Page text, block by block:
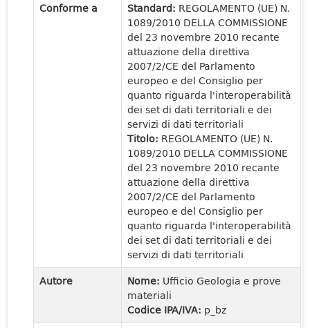
Conforme a
Standard: REGOLAMENTO (UE) N.
1089/2010 DELLA COMMISSIONE
del 23 novembre 2010 recante
attuazione della direttiva
2007/2/CE del Parlamento
europeo e del Consiglio per
quanto riguarda l'interoperabilità
dei set di dati territoriali e dei
servizi di dati territoriali
Titolo: REGOLAMENTO (UE) N.
1089/2010 DELLA COMMISSIONE
del 23 novembre 2010 recante
attuazione della direttiva
2007/2/CE del Parlamento
europeo e del Consiglio per
quanto riguarda l'interoperabilità
dei set di dati territoriali e dei
servizi di dati territoriali
Autore
Nome: Ufficio Geologia e prove
materiali
Codice IPA/IVA: p_bz